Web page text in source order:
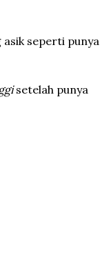
seperti punya
setelah punya